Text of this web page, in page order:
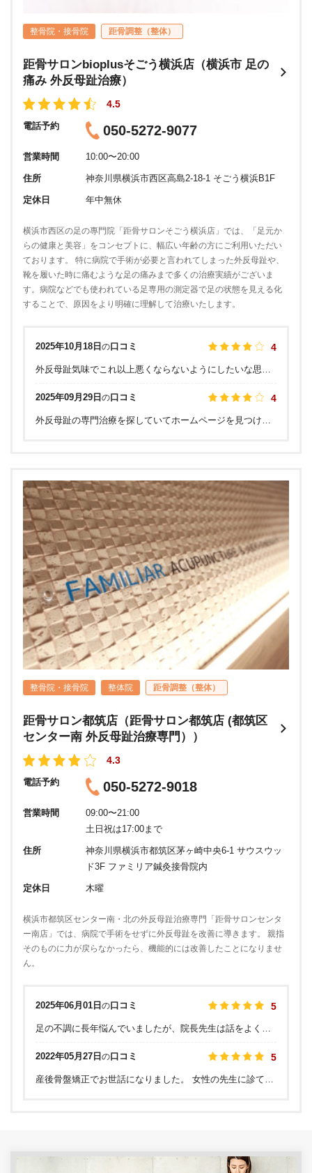
整骨院・接骨院 距骨調整（整体）
距骨サロンbioplusそごう横浜店（横浜市 足の
痛み 外反母趾治療）
4.5
電話予約 050-5272-9077
営業時間 10:00〜20:00
住所 神奈川県横浜市西区高島2-18-1 そごう横浜B1F
定休日 年中無休
横浜市西区の足の專門院「距骨サロンそごう横浜店」では、「足元か
らの健康と美容」をコンセプトに、幅広い年齢の方にご利用いただい
ております。 特に病院で手術が必要と言われてしまった外反母趾や、
靴を履いた時に痛むような足の痛みまで多くの治療実績がございま
す。病院などでも使われている足専用の測定器で足の状態を見える化
することで、原因をより明確に理解して治療いたします。
2025年10月18日 の口コミ 4
2025年09月29日 の口コミ 4
整骨院・接骨院 整体院 距骨調整（整体）
距骨サロン都筑店（距骨サロン都筑店 (都筑区
センター南 外反母趾治療専門））
4.3
電話予約 050-5272-9018
営業時間
09:00〜21:00
土日祝は17:00まで
住所
神奈川県横浜市都筑区茅ヶ崎中央6-1 サウスウッ
ド3F ファミリア鍼灸接骨院内
定休日 木曜
横浜市都筑区センター南・北の外反母趾治療専門「距骨サロンセンタ
ー南店」では、病院で手術をせずに外反母趾を改善に導きます。 親指
そのものに力が戻らなかったら、機能的には改善したことになりませ
ん。
2025年06月01日 の口コミ 5
2022年05月27日 の口コミ 5